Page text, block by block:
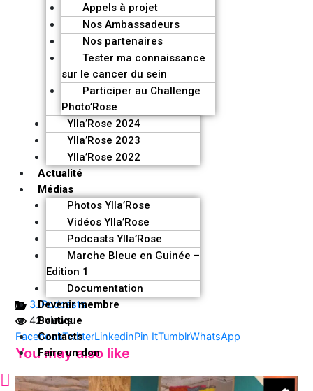
Appels à projet
Nos Ambassadeurs
Nos partenaires
Tester ma connaissance
sur le cancer du sein
Participer au Challenge
Photo’Rose
Ylla’Rose 2024
Ylla’Rose 2023
Ylla’Rose 2022
Actualité
Médias
Photos Ylla’Rose
Vidéos Ylla’Rose
Podcasts Ylla’Rose
Marche Bleue en Guinée –
Edition 1
Documentation
Devenir membre
Boutique
Contacts
Faire un don
3. Podcasts
42 views
FacebookTwitterLinkedinPin ItTumblrWhatsApp
You may also like